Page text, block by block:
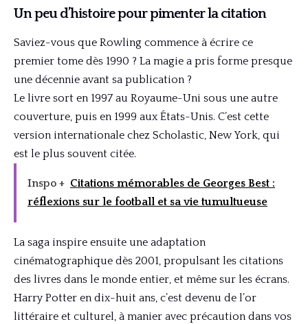
Un peu d’histoire pour pimenter la citation
Saviez-vous que Rowling commence à écrire ce
premier tome dès 1990 ? La magie a pris forme presque
une décennie avant sa publication ?
Le livre sort en 1997 au Royaume-Uni sous une autre
couverture, puis en 1999 aux États-Unis. C’est cette
version internationale chez Scholastic, New York, qui
est le plus souvent citée.
Inspo + Citations mémorables de Georges Best :
réflexions sur le football et sa vie tumultueuse
La saga inspire ensuite une adaptation
cinématographique dès 2001, propulsant les citations
des livres dans le monde entier, et même sur les écrans.
Harry Potter en dix-huit ans, c’est devenu de l’or
littéraire et culturel, à manier avec précaution dans vos